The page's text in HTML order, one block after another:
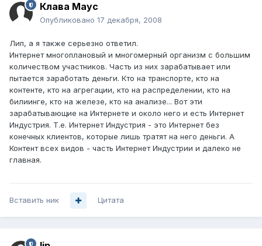
Клава Маус
Опубликовано 17 декабря, 2008
Лип, а я также серьезно ответил.
Интернет многоплановый и многомерный организм с большим
количеством участников. Часть из них зарабатывает или
пытается заработать деньги. Кто на транспорте, кто на
контенте, кто на агрегации, кто на распределении, кто на
билиинге, кто на железе, кто на анализе... Вот эти
зарабатывающие на Интернете и около него и есть Интернет
Индустрия. Т.е. Интернет Индустрия - это Интернет без
конечных клиентов, которые лишь тратят на него деньги. А
Контент всех видов - часть Интернет Индустрии и далеко не
главная.
Вставить ник Цитата